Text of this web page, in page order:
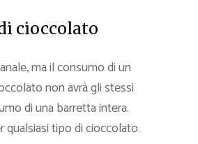
cioccolato
ma il consumo di un
non avrà gli stessi
di una barretta intera.
qualsiasi tipo di cioccolato.